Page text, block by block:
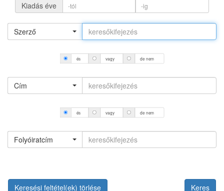
Kiadás éve
Szerző
és vagy de nem
Cím
és vagy de nem
Folyóiratcím
Keresési feltétel(ek) törlése